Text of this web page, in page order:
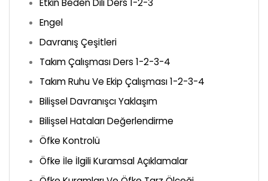
Engel
Davranış Çeşitleri
Takım Çalışması Ders 1-2-3-4
Takım Ruhu Ve Ekip Çalışması 1-2-3-4
Bilişsel Davranışcı Yaklaşım
Bilişsel Hataları Değerlendirme
Öfke Kontrolü
Öfke İle İlgili Kuramsal Açıklamalar